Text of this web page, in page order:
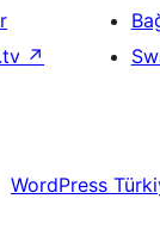
↗
WordPress